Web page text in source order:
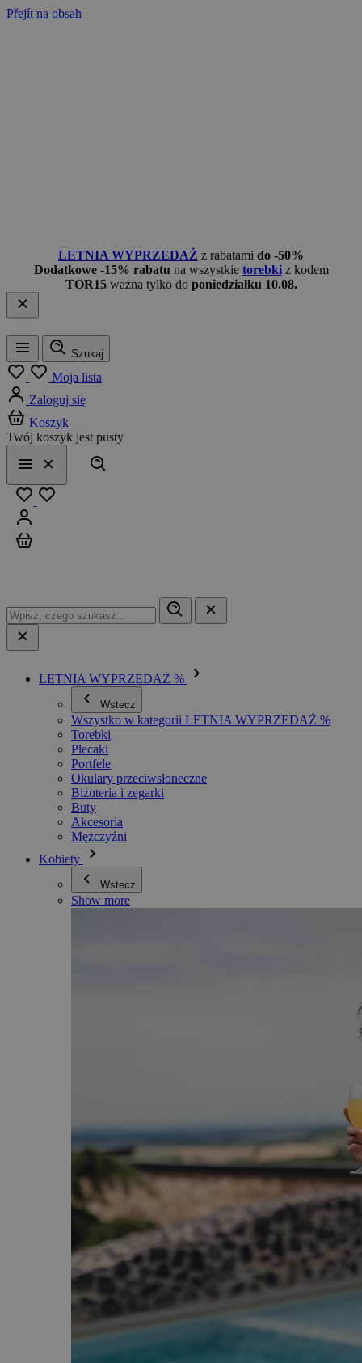
Přejít na obsah
LETNIA WYPRZEDAŻ z rabatami do -50%
Dodatkowe -15% rabatu na wszystkie torebkiz kodem
TOR15 ważna tylko do poniedziałku 10.08.
Menu
Szukaj
Moja lista
Zaloguj się
Koszyk
Twój koszyk jest pusty
Menu
Zamknij
LETNIA WYPRZEDAŻ %
Wstecz
Wszystko w kategorii LETNIA WYPRZEDAŻ %
Torebki
Plecaki
Portfele
Okulary przeciwsłoneczne
Biżuteria i zegarki
Buty
Akcesoria
Mężczyźni
Kobiety
Wstecz
Show more